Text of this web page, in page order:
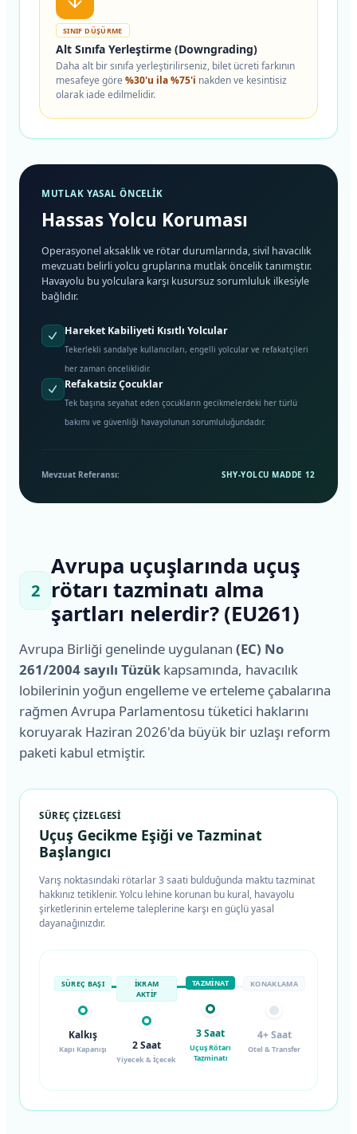
SINIF DÜŞÜRME
Alt Sınıfa Yerleştirme (Downgrading)
Daha alt bir sınıfa yerleştirilirseniz, bilet ücreti farkının
mesafeye göre %30'u ila %75'i nakden ve kesintisiz
olarak iade edilmelidir.
MUTLAK YASAL ÖNCELIK
Hassas Yolcu Koruması
Operasyonel aksaklık ve rötar durumlarında, sivil havacılık
mevzuatı belirli yolcu gruplarına mutlak öncelik tanımıştır.
Havayolu bu yolculara karşı kusursuz sorumluluk ilkesiyle
bağlıdır.
Hareket Kabiliyeti Kısıtlı Yolcular
Tekerlekli sandalye kullanıcıları, engelli yolcular ve refakatçileri
her zaman önceliklidir.
Refakatsiz Çocuklar
Tek başına seyahat eden çocukların gecikmelerdeki her türlü
bakımı ve güvenliği havayolunun sorumluluğundadır.
Mevzuat Referansı: SHY-YOLCU MADDE 12
2
Avrupa uçuşlarında uçuş
rötarı tazminatı alma
şartları nelerdir? (EU261)
Avrupa Birliği genelinde uygulanan (EC) No
261/2004 sayılı Tüzük kapsamında, havacılık
lobilerinin yoğun engelleme ve erteleme çabalarına
rağmen Avrupa Parlamentosu tüketici haklarını
koruyarak Haziran 2026'da büyük bir uzlaşı reform
paketi kabul etmiştir.
SÜREÇ ÇIZELGESI
Uçuş Gecikme Eşiği ve Tazminat
Başlangıcı
Varış noktasındaki rötarlar 3 saati bulduğunda maktu tazminat
hakkınız tetiklenir. Yolcu lehine korunan bu kural, havayolu
şirketlerinin erteleme taleplerine karşı en güçlü yasal
dayanağınızdır.
SÜREÇ BAŞI
Kalkış
Kapı Kapanışı
İKRAM
AKTIF
2 Saat
Yiyecek & İçecek
TAZMINAT
3 Saat
Uçuş Rötarı
Tazminatı
KONAKLAMA
4+ Saat
Otel & Transfer